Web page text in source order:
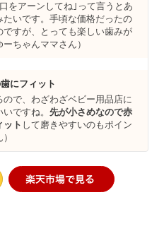
をアーンしてね｣って言うとあ
いです。手頃な価格だったの
すが、とっても楽しい歯みが
ちゃんママさん）
にフィット
ので、わざわざベビー用品店に
いですね。先が小さめなので赤
ット して磨きやすいのもポイン